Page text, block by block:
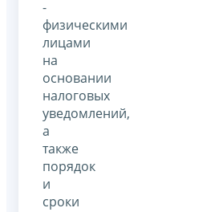
-
физическими
лицами
на
основании
налоговых
уведомлений,
а
также
порядок
и
сроки